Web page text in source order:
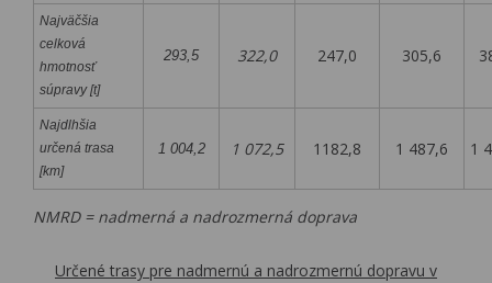
Najväčšia
celková
hmotnosť
súpravy [t]
293,5 322,0 247,0 305,6
Najdlhšia
určená trasa
[km]
1 004,2 1 072,5 1182,8 1 487,6 1
NMRD = nadmerná a nadrozmerná doprava
Určené trasy pre nadmernú a nadrozmernú dopravu v